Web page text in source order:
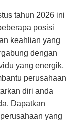
tahun 2026 ini
posisi
keahlian yang
dengan
yang energik,
perusahaan
diri anda
Dapatkan
yang